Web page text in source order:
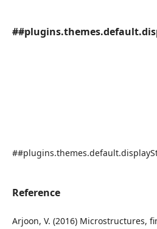
Reference
Arjoon, V. (2016) Microstructures,